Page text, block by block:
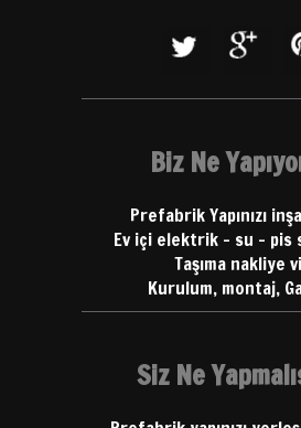
Biz Ne
Prefabrik Yapınızı
Ev içi elektrik - su - pis
Taşıma nakliye
Kurulum, montaj,
Siz Ne